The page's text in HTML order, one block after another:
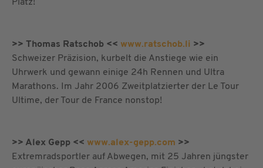
Platz!
>> Thomas Ratschob << www.ratschob.li >>
Schweizer Präzision, kurbelt die Anstiege wie ein
Uhrwerk und gewann einige 24h Rennen und Ultra
Marathons. Im Jahr 2006 Zweitplatzierter der Le Tour
Ultime, der Tour de France nonstop!
>> Alex Gepp << www.alex-gepp.com >>
Extremradsportler auf Abwegen, mit 25 Jahren jüngster